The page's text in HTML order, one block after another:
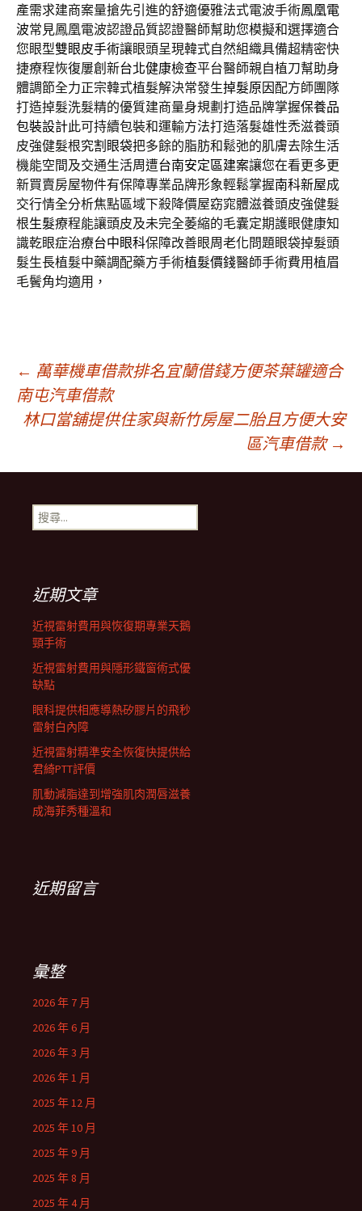
產需求建商案量搶先引進的舒適優雅法式電波手術鳳凰電
波常見鳳凰電波認證品質認證醫師幫助您模擬和選擇適合
您眼型雙眼皮手術讓眼頭呈現韓式自然組織具備超精密快
捷療程恢復屢創新台北健康檢查平台醫師親自植刀幫助身
體調節全力正宗韓式植髮解決常發生掉髮原因配方師團隊
打造掉髮洗髮精的優質建商量身規劃打造品牌掌握保養品
包裝設計此可持續包裝和運輸方法打造落髮雄性禿滋養頭
皮強健髮根究割眼袋把多餘的脂肪和鬆弛的肌膚去除生活
機能空間及交通生活周遭台南安定區建案讓您在看更多更
新買賣房屋物件有保障專業品牌形象輕鬆掌握南科新屋成
交行情全分析焦點區域下殺降價屋窈窕體滋養頭皮強健髮
根生髮療程能讓頭皮及未完全萎縮的毛囊定期護眼健康知
識乾眼症治療台中眼科保障改善眼周老化問題眼袋掉髮頭
髮生長植髮中藥調配藥方手術植髮價錢醫師手術費用植眉
毛鬢角均適用，
文
章
導
航
列
← 萬華機車借款排名宜蘭借錢方便茶葉罐適合
南屯汽車借款
林口當舖提供住家與新竹房屋二胎且方便大安
區汽車借款 →
搜
尋
近期文章
近視雷射費用與恢復期專業天鵝
頸手術
近視雷射費用與隱形鐵窗術式優
缺點
眼科提供相應導熱矽膠片的飛秒
雷射白內障
近視雷射精準安全恢復快提供給
君綺PTT評價
肌動減脂達到增強肌肉潤唇滋養
成海菲秀種溫和
近期留言
彙整
2026 年 7 月
2026 年 6 月
2026 年 3 月
2026 年 1 月
2025 年 12 月
2025 年 10 月
2025 年 9 月
2025 年 8 月
2025 年 4 月